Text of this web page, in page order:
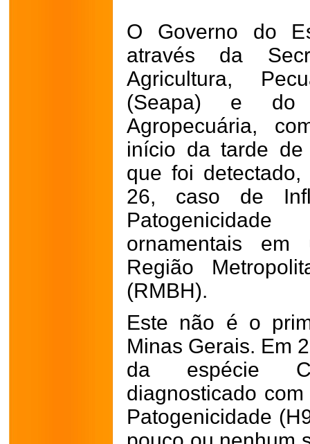
O Governo do
através da
Agricultura,
(Seapa) e do
Agropecuária,
início da tarde
que foi
26, caso de
ornamentais
Região
(RMBH).
Este não é o
Minas Gerais. Em
da espécie
diagnosticado
Patogenicidade